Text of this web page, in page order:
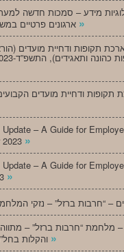
מידע – סמכות חדשה
»
תקופות ודחיית מועדים
התשפ”ד-2023 – נובמבר 2023
תקופות ודחיית מועדים
– A Guide for
2023 »
– A Guide for
»
– מלחמת “חרבות ברזל” –
»